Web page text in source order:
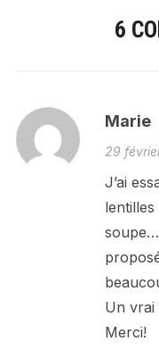
6
Marie
29
J’ai
Un vrai
Merci!